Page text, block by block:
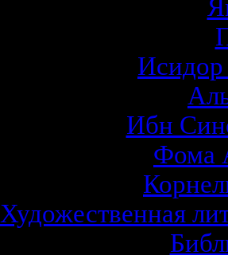
Исидор
Ибн
Фома
Художественная